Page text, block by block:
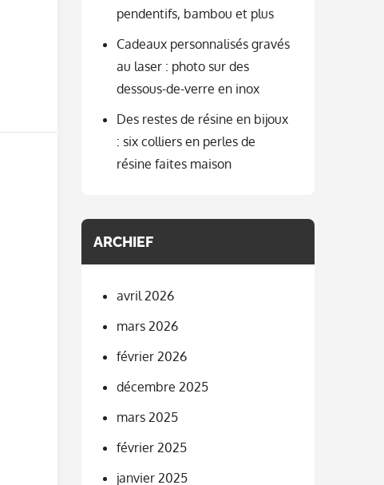
pendentifs, bambou et plus
Cadeaux personnalisés gravés
au laser : photo sur des
dessous-de-verre en inox
Des restes de résine en bijoux
: six colliers en perles de
résine faites maison
ARCHIEF
avril 2026
mars 2026
février 2026
décembre 2025
mars 2025
février 2025
janvier 2025